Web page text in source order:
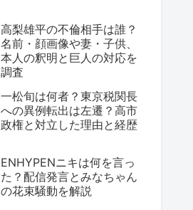
高梨雄平の不倫相手は誰？
名前・顔画像や妻・子供、
本人の釈明と巨人の対応を
調査
一松旬は何者？東京税関長
への異例転出は左遷？高市
政権と対立した理由と経歴
ENHYPENニキは何を言っ
た？配信発言とみなちゃん
の花束騒動を解説